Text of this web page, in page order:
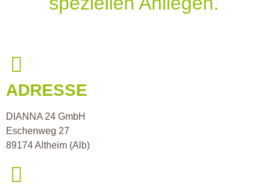
ADRESSE
DIANNA 24 GmbH
Eschenweg 27
89174 Altheim (Alb)